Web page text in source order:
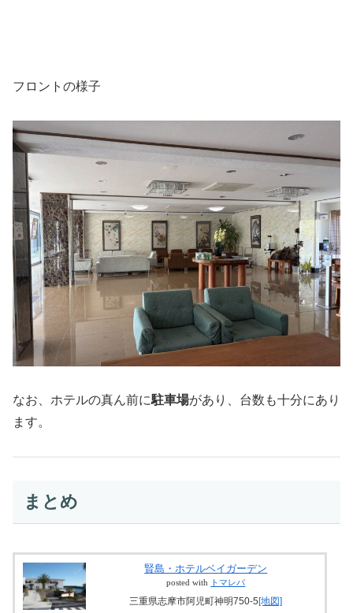
フロントの様子
なお、ホテルの真ん前に駐車場があり、台数も十分にあり
ます。
まとめ
賢島・ホテルベイガーデン
posted with トマレバ
三重県志摩市阿児町神明750-5[地図]